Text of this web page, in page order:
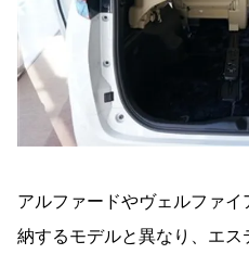
アルファードやヴェルファ
納するモデルと異なり、エ